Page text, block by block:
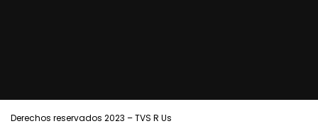
Derechos reservados 2023 – TVS R Us